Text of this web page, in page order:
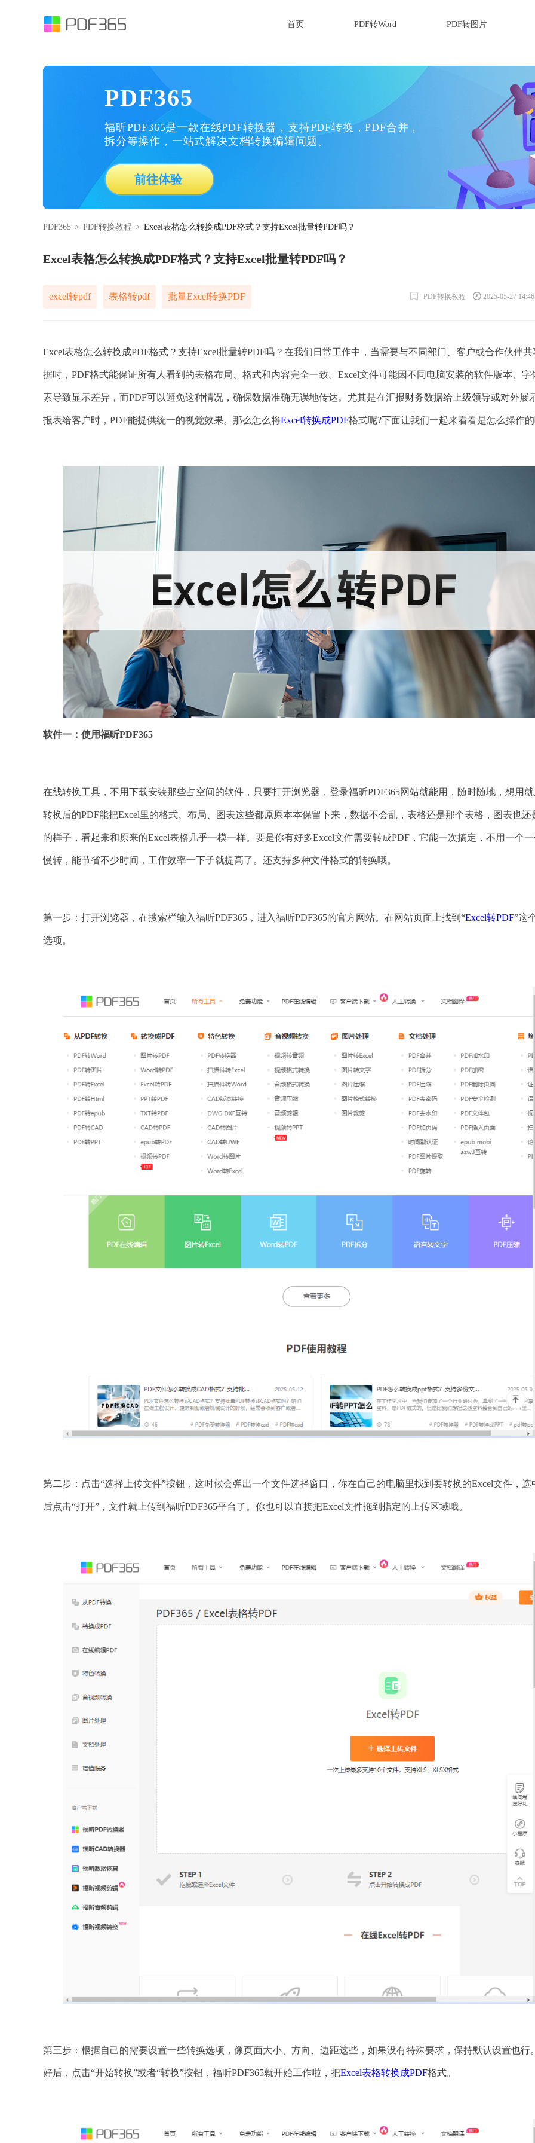
首页 PDF转Word PDF转图片
PDF365
福昕PDF365是一款在线PDF转换器，支持PDF转换，PDF合并，
拆分等操作，一站式解决文档转换编辑问题。
前往体验
PDF365 > PDF转换教程 > Excel表格怎么转换成PDF格式？支持Excel批量转PDF吗？
Excel表格怎么转换成PDF格式？支持Excel批量转PDF吗？
excel转pdf 表格转pdf 批量Excel转换PDF PDF转换教程 2025-05-27
Excel表格怎么转换成PDF格式？支持Excel批量转PDF吗？在我们日常工作中，当需要与不同部门、客户或合作伙伴共
据时，PDF格式能保证所有人看到的表格布局、格式和内容完全一致。Excel文件可能因不同电脑安装的软件版本、字
素导致显示差异，而PDF可以避免这种情况，确保数据准确无误地传达。尤其是在汇报财务数据给上级领导或对外展
报表给客户时，PDF能提供统一的视觉效果。那么怎么将Excel转换成PDF格式呢?下面让我们一起来看看是怎么操作
软件一：使用福昕PDF365
在线转换工具，不用下载安装那些占空间的软件，只要打开浏览器，登录福昕PDF365网站就能用，随时随地，想用
转换后的PDF能把Excel里的格式、布局、图表这些都原原本本保留下来，数据不会乱，表格还是那个表格，图表也还
的样子，看起来和原来的Excel表格几乎一模一样。要是你有好多Excel文件需要转成PDF，它能一次搞定，不用一个
慢转，能节省不少时间，工作效率一下子就提高了。还支持多种文件格式的转换哦。
第一步：打开浏览器，在搜索栏输入福昕PDF365，进入福昕PDF365的官方网站。在网站页面上找到“Excel转PDF”这
选项。
第二步：点击“选择上传文件”按钮，这时候会弹出一个文件选择窗口，你在自己的电脑里找到要转换的Excel文件，选
后点击“打开”，文件就上传到福昕PDF365平台了。你也可以直接把Excel文件拖到指定的上传区域哦。
第三步：根据自己的需要设置一些转换选项，像页面大小、方向、边距这些，如果没有特殊要求，保持默认设置也行
好后，点击“开始转换”或者“转换”按钮，福昕PDF365就开始工作啦，把Excel表格转换成PDF格式。